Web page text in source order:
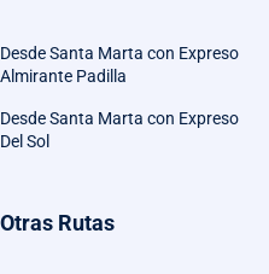
Desde Santa Marta con Expreso
Almirante Padilla
Desde Santa Marta con Expreso
Del Sol
Otras Rutas